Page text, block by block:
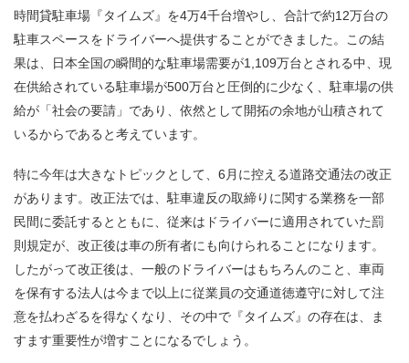
時間貸駐車場『タイムズ』を4万4千台増やし、合計で約12万台の
駐車スペースをドライバーへ提供することができました。この結
果は、日本全国の瞬間的な駐車場需要が1,109万台とされる中、現
在供給されている駐車場が500万台と圧倒的に少なく、駐車場の供
給が「社会の要請」であり、依然として開拓の余地が山積されて
いるからであると考えています。
特に今年は大きなトピックとして、6月に控える道路交通法の改正
があります。改正法では、駐車違反の取締りに関する業務を一部
民間に委託するとともに、従来はドライバーに適用されていた罰
則規定が、改正後は車の所有者にも向けられることになります。
したがって改正後は、一般のドライバーはもちろんのこと、車両
を保有する法人は今まで以上に従業員の交通道徳遵守に対して注
意を払わざるを得なくなり、その中で『タイムズ』の存在は、ま
すます重要性が増すことになるでしょう。